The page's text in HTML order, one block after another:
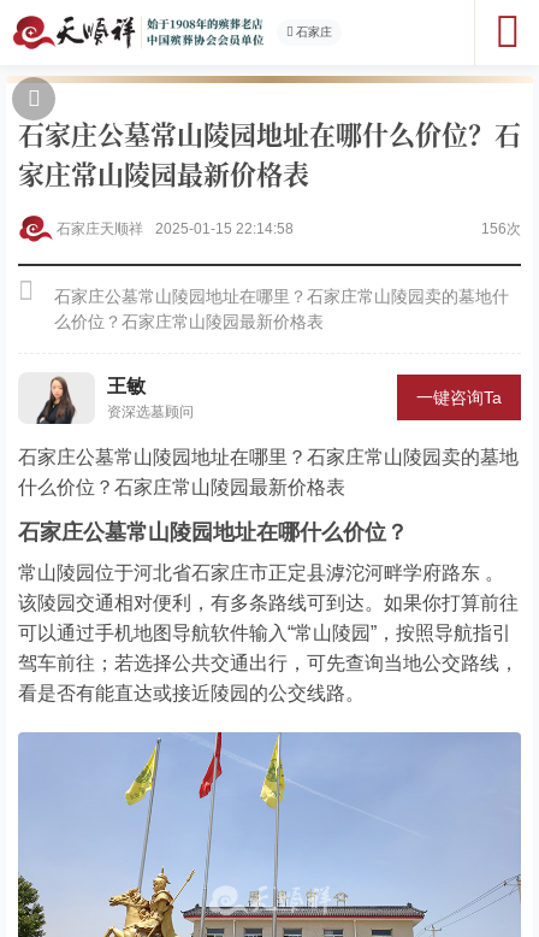
石家庄
石家庄公墓常山陵园地址在哪什么价位？石
家庄常山陵园最新价格表
石家庄天顺祥 2025-01-15 22:14:58 156次
石家庄公墓常山陵园地址在哪里？石家庄常山陵园卖的墓地什
么价位？石家庄常山陵园最新价格表
王敏
资深选墓顾问
一键咨询Ta
石家庄公墓常山陵园地址在哪里？石家庄常山陵园卖的墓地
什么价位？石家庄常山陵园最新价格表
石家庄公墓常山陵园地址在哪什么价位？
常山陵园位于河北省石家庄市正定县滹沱河畔学府路东 。
该陵园交通相对便利，有多条路线可到达。如果你打算前往
可以通过手机地图导航软件输入“常山陵园”，按照导航指引
驾车前往；若选择公共交通出行，可先查询当地公交路线，
看是否有能直达或接近陵园的公交线路。